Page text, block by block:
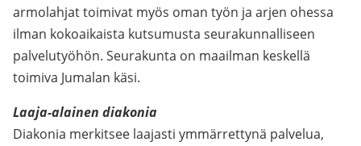
armolahjat toimivat myös oman työn ja arjen ohessa
ilman kokoaikaista kutsumusta seurakunnalliseen
palvelutyöhön. Seurakunta on maailman keskellä
toimiva Jumalan käsi.
Laaja-alainen diakonia
Diakonia merkitsee laajasti ymmärrettynä palvelua,